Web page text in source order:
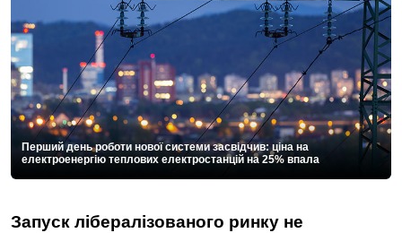
Перший день роботи нової системи засвідчив: ціна на
електроенергію теплових електростанцій на 25% впала
Запуск лібералізованого ринку не